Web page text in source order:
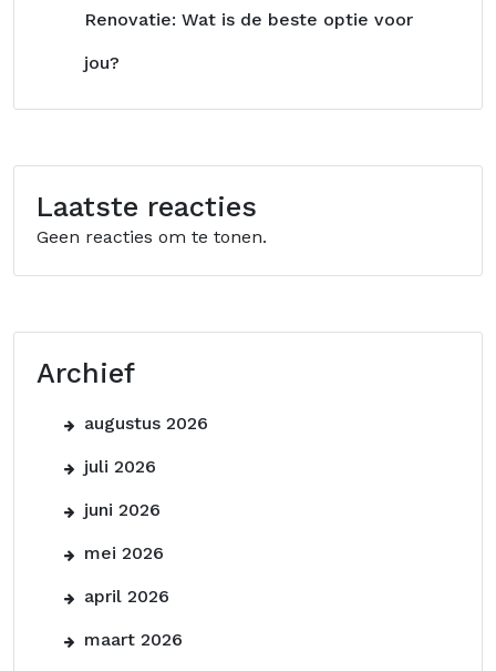
Renovatie: Wat is de beste optie voor
jou?
Laatste reacties
Geen reacties om te tonen.
Archief
augustus 2026
juli 2026
juni 2026
mei 2026
april 2026
maart 2026